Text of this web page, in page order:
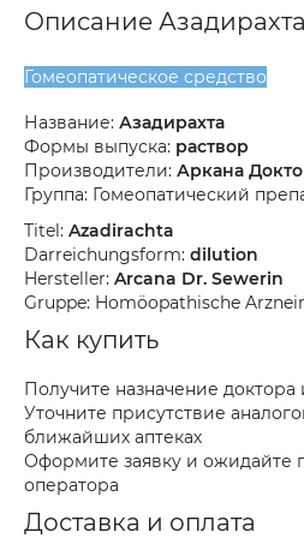
Описание
Гомеопатическое средство
Название: Азадирахта
Формы выпуска: раствор
Производители: Аркана
Группа: Гомеопатический
Titel: Azadirachta
Darreichungsform: dilution
Hersteller: Arcana Dr. Sewerin
Gruppe: Homöopathische
Как купить
Получите назначение доктора
Уточните присутствие
ближайших аптеках
Оформите заявку и ожидайте
оператора
Доставка и оплата